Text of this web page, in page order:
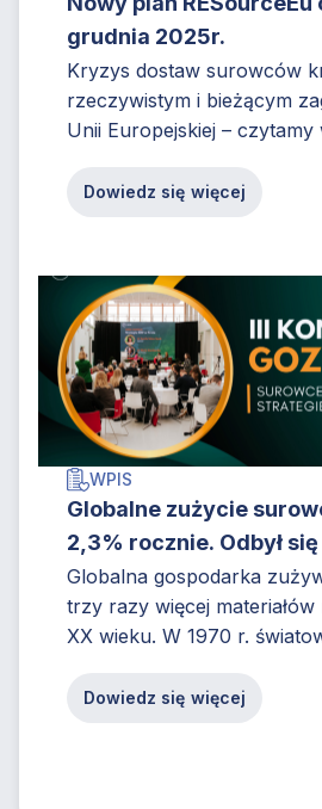
grudnia 2025r.
Kryzys dostaw surowców
rzeczywistym i bieżącym
Unii Europejskiej – czytamy
Dowiedz się więcej
WPIS
Globalne zużycie
2,3% rocznie. Odbył
GOZ!
Globalna gospodarka
trzy razy więcej
XX wieku. W 1970 r.
Dowiedz się więcej